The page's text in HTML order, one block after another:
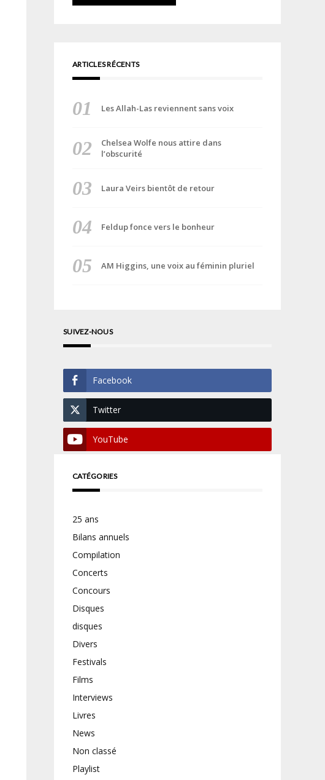
ARTICLES RÉCENTS
Les Allah-Las reviennent sans voix
Chelsea Wolfe nous attire dans
l’obscurité
Laura Veirs bientôt de retour
Feldup fonce vers le bonheur
AM Higgins, une voix au féminin pluriel
SUIVEZ-NOUS
Facebook
Twitter
YouTube
CATÉGORIES
25 ans
Bilans annuels
Compilation
Concerts
Concours
Disques
disques
Divers
Festivals
Films
Interviews
Livres
News
Non classé
Playlist